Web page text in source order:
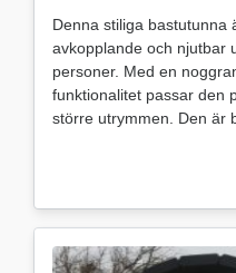
Denna stiliga bastutunna
avkopplande och njutbar
personer. Med en
funktionalitet passar den
större utrymmen. Den är